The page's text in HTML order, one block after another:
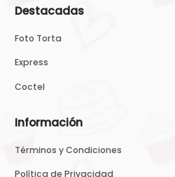
Destacadas
Foto Torta
Express
Coctel
Información
Términos y Condiciones
Política de Privacidad